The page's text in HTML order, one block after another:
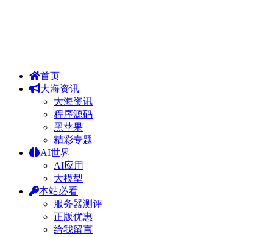
首页
大海资讯
大海资讯
程序源码
黑苹果
精彩专题
AI世界
AI应用
大模型
本站必看
服务器测评
正版优惠
给我留言